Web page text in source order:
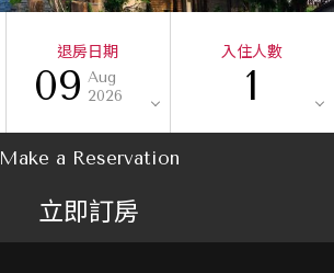
退房日期
09 Aug
2026
入住人數
1
Make a Reservation
立即訂房